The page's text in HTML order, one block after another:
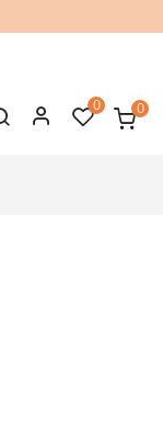
0 0